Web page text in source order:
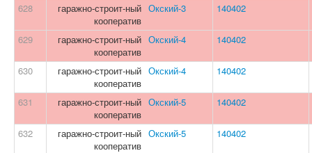
628
гаражно-строит-ный
кооператив
Окский-3 140402
629
гаражно-строит-ный
кооператив
Окский-4 140402
630
гаражно-строит-ный
кооператив
Окский-4 140402
631
гаражно-строит-ный
кооператив
Окский-5 140402
632
гаражно-строит-ный
кооператив
Окский-5 140402